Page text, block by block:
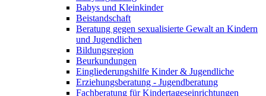
Babys und Kleinkinder
Beistandschaft
Beratung gegen sexualisierte Gewalt an Kindern
und Jugendlichen
Bildungsregion
Beurkundungen
Eingliederungshilfe Kinder & Jugendliche
Erziehungsberatung - Jugendberatung
Fachberatung für Kindertageseinrichtungen